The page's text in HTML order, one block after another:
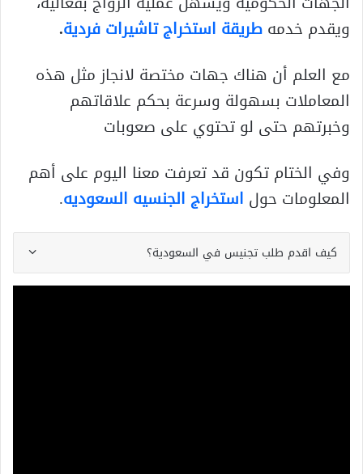
ويقدم خدمهطريقة استخراج تاشيرات فردية.
مع العلم أن هناك جهات مختصة لانجاز مثل هذه
المعاملات بسهولة وسرعة بحكم علاقاتهم
وخبرتهم حتى لو تحتوي على صعوبات
وفي الختام تكون قد تعرفت معنا اليوم على أهم
المعلومات حول استخراج الجنسيه السعوديه.
كيف اقدم طلب تجنيس في السعودية؟